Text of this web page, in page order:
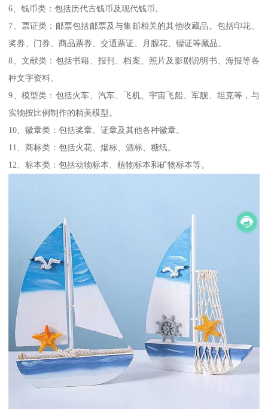
6、钱币类：包括历代古钱币及现代钱币。
7、票证类：邮票包括邮票及与集邮相关的其他收藏品。包括印花、
奖券、门券、商品票券、交通票证、月膘花、镖证等藏品。
8、文献类：包括书籍、报刊、档案、照片及影剧说明书、海报等各
种文字资料。
9、模型类：包括火车、汽车、飞机、宇宙飞船、军舰、坦克等，与
实物按比例制作的精美模型。
10、徽章类：包括奖章、证章及其他各种徽章。
11、商标类：包括火花、烟标、酒标、糖纸。
12、标本类：包括动物标本、植物标本和矿物标本等。